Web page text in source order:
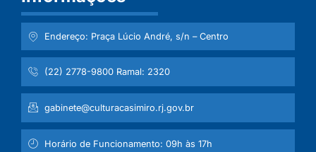
Endereço: Praça Lúcio André, s/n – Centro
(22) 2778-9800 Ramal: 2320
gabinete@culturacasimiro.rj.gov.br
Horário de Funcionamento: 09h às 17h